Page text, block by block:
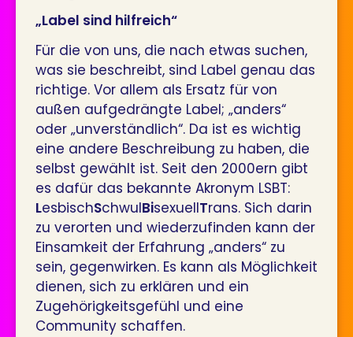
„Label sind hilfreich“
Für die von uns, die nach etwas suchen,
was sie beschreibt, sind Label genau das
richtige. Vor allem als Ersatz für von
außen aufgedrängte Label; „anders“
oder „unverständlich“. Da ist es wichtig
eine andere Beschreibung zu haben, die
selbst gewählt ist. Seit den 2000ern gibt
es dafür das bekannte Akronym LSBT:
LesbischSchwulBisexuellTrans. Sich darin
zu verorten und wiederzufinden kann der
Einsamkeit der Erfahrung „anders“ zu
sein, gegenwirken. Es kann als Möglichkeit
dienen, sich zu erklären und ein
Zugehörigkeitsgefühl und eine
Community schaffen.